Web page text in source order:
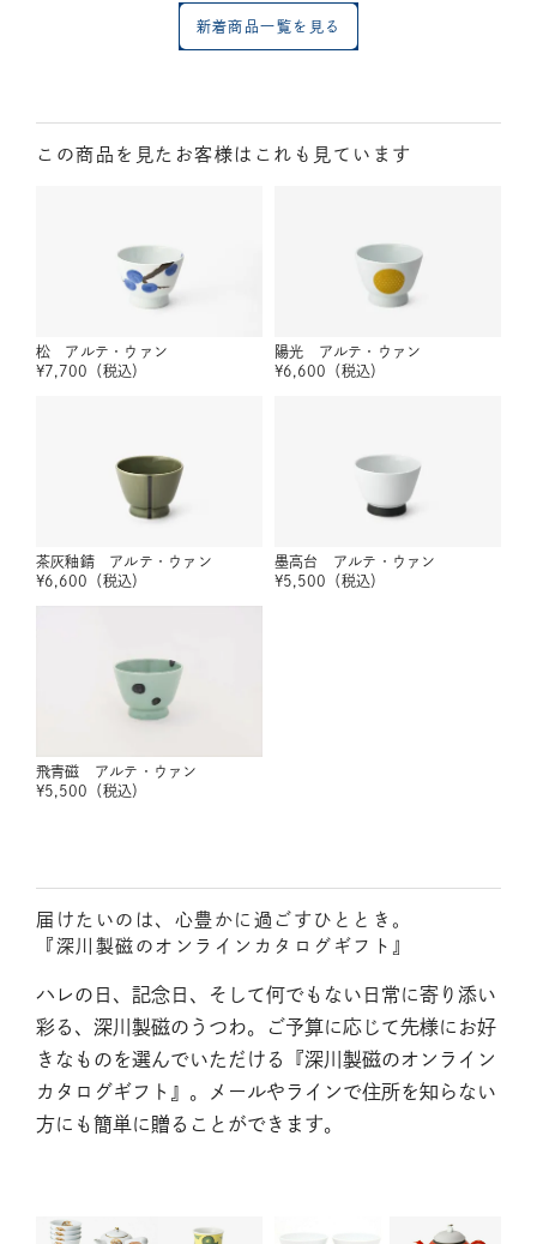
新着商品一覧を見る
この商品を見たお客様はこれも見ています
松 アルテ・ウァン
¥7,700 （税込）
陽光 アルテ・ウァン
¥6,600 （税込）
茶灰釉錆 アルテ・ウァン
¥6,600 （税込）
墨高台 アルテ・ウァン
¥5,500 （税込）
飛青磁 アルテ・ウァン
¥5,500 （税込）
届けたいのは、心豊かに過ごすひととき。
『深川製磁のオンラインカタログギフト』
ハレの日、記念日、そして何でもない日常に寄り添い
彩る、深川製磁のうつわ。ご予算に応じて先様にお好
きなものを選んでいただける『深川製磁のオンライン
カタログギフト』。メールやラインで住所を知らない
方にも簡単に贈ることができます。